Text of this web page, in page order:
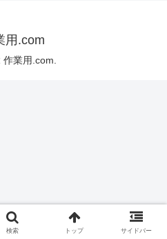
用.com
業用.com.
検索 トップ サイドバー